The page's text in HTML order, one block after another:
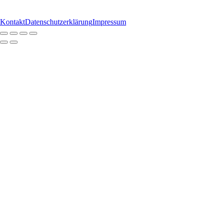
KontaktDatenschutzerklärungImpressum